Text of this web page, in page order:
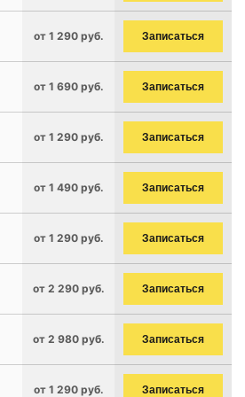
от 1 290 руб. Записаться
от 1 690 руб. Записаться
от 1 290 руб. Записаться
от 1 490 руб. Записаться
от 1 290 руб. Записаться
от 2 290 руб. Записаться
от 2 980 руб. Записаться
от 1 290 руб. Записаться